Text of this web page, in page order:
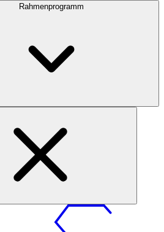
Rahmenprogramm